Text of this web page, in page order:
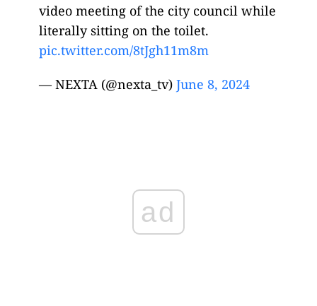
video meeting of the city council while
literally sitting on the toilet.
pic.twitter.com/8tJgh11m8m
— NEXTA (@nexta_tv) June 8, 2024
ad